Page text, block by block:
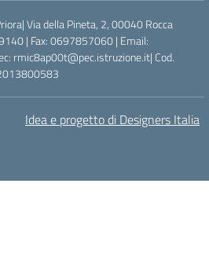
Via della Pineta, 2, 00040 Rocca
| Fax: 0697857060 | Email:
rmic8ap00t@pec.istruzione.it| Cod.
Idea e progetto di Designers Italia